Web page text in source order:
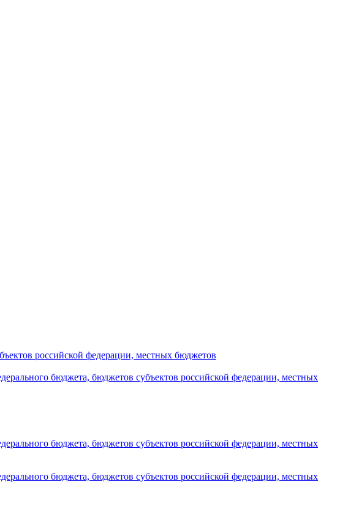
российской федерации, местных бюджетов
бюджета, бюджетов субъектов российской федерации, местных
бюджета, бюджетов субъектов российской федерации, местных
бюджета, бюджетов субъектов российской федерации, местных